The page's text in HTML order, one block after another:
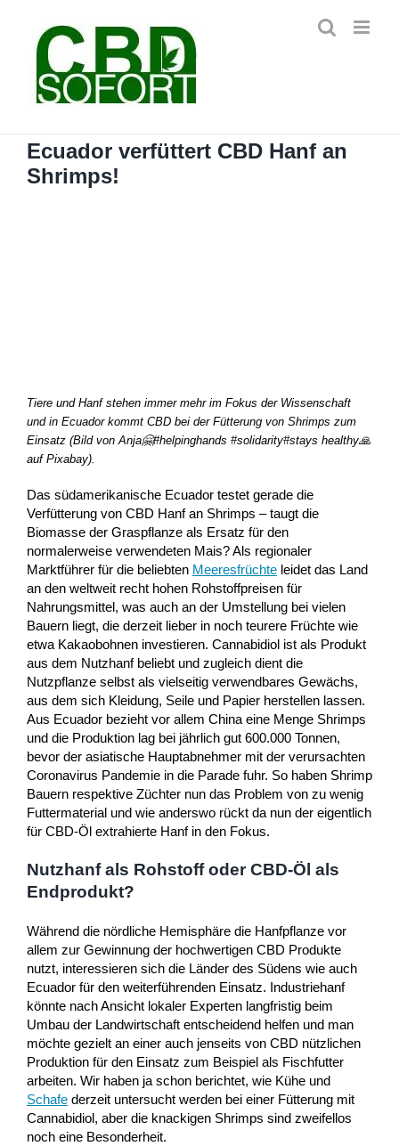
springen
Ecuador verfüttert CBD Hanf an
Shrimps!
Tiere und Hanf stehen immer mehr im Fokus der Wissenschaft
und in Ecuador kommt CBD bei der Fütterung von Shrimps zum
Einsatz (Bild von Anja🤗#helpinghands #solidarity#stays healthy🙏
auf Pixabay).
Das südamerikanische Ecuador testet gerade die
Verfütterung von CBD Hanf an Shrimps – taugt die
Biomasse der Graspflanze als Ersatz für den
normalerweise verwendeten Mais? Als regionaler
Marktführer für die beliebten Meeresfrüchte leidet das Land
an den weltweit recht hohen Rohstoffpreisen für
Nahrungsmittel, was auch an der Umstellung bei vielen
Bauern liegt, die derzeit lieber in noch teurere Früchte wie
etwa Kakaobohnen investieren. Cannabidiol ist als Produkt
aus dem Nutzhanf beliebt und zugleich dient die
Nutzpflanze selbst als vielseitig verwendbares Gewächs,
aus dem sich Kleidung, Seile und Papier herstellen lassen.
Aus Ecuador bezieht vor allem China eine Menge Shrimps
und die Produktion lag bei jährlich gut 600.000 Tonnen,
bevor der asiatische Hauptabnehmer mit der verursachten
Coronavirus Pandemie in die Parade fuhr. So haben Shrimp
Bauern respektive Züchter nun das Problem von zu wenig
Futtermaterial und wie anderswo rückt da nun der eigentlich
für CBD-Öl extrahierte Hanf in den Fokus.
Nutzhanf als Rohstoff oder CBD-Öl als
Endprodukt?
Während die nördliche Hemisphäre die Hanfpflanze vor
allem zur Gewinnung der hochwertigen CBD Produkte
nutzt, interessieren sich die Länder des Südens wie auch
Ecuador für den weiterführenden Einsatz. Industriehanf
könnte nach Ansicht lokaler Experten langfristig beim
Umbau der Landwirtschaft entscheidend helfen und man
möchte gezielt an einer auch jenseits von CBD nützlichen
Produktion für den Einsatz zum Beispiel als Fischfutter
arbeiten. Wir haben ja schon berichtet, wie Kühe und
Schafe derzeit untersucht werden bei einer Fütterung mit
Cannabidiol, aber die knackigen Shrimps sind zweifellos
noch eine Besonderheit.